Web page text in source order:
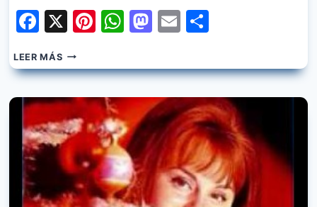
Facebook
X Pinterest
WhatsApp
Mastodon
Email
LEER MÁSROCIO
DURCAL
–
LO
VI
PASAR